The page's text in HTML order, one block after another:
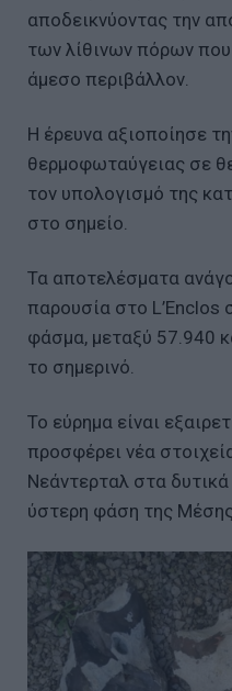
αποδεικνύοντας την
των λίθινων πόρων
άμεσο περιβάλλον.
Η έρευνα αξιοποίησε
θερμοφωταύγειας σε
τον υπολογισμό της
στο σημείο.
Τα αποτελέσματα
παρουσία στο L’Enclos
φάσμα, μεταξύ 57.940
το σημερινό.
Το εύρημα είναι
προσφέρει νέα
Νεάντερταλ στα
ύστερη φάση της